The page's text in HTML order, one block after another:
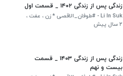
زندگی پس از زندگی ۱۴۰۲ _ قسمت اول
Li In Suk - #طوفان_الاقصی * زن ، عفت ،
افتخار - مرد ، عزت ، اقتدار*
۲ سال پیش
زندگی پس از زندگی ۱۴۰۳ _ قسمت
بیست و نهم